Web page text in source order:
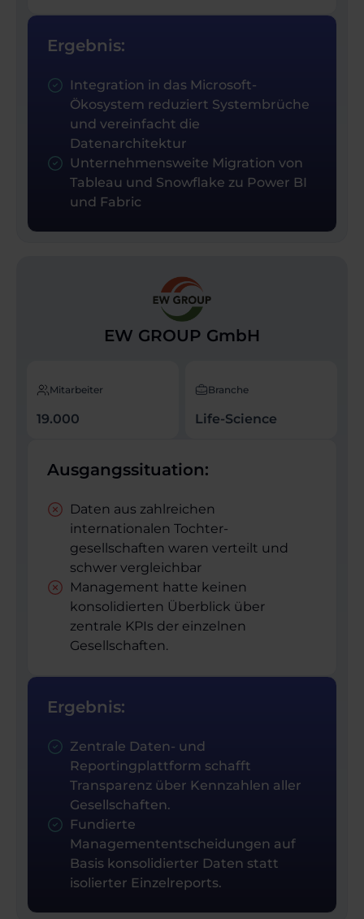
Ergebnis:
Integration in das Microsoft-
Ökosystem reduziert Systembrüche
und vereinfacht die
Datenarchitektur
Unternehmensweite Migration von
Tableau und Snowflake zu Power BI
und Fabric
EW GROUP GmbH
Mitarbeiter
19.000
Branche
Life-Science
Ausgangssituation:
Daten aus zahlreichen
internationalen Tochter­
gesellschaften waren verteilt und
schwer vergleichbar
Management hatte keinen
konsolidierten Überblick über
zentrale KPIs der einzelnen
Gesellschaften.
Ergebnis:
Zentrale Daten- und
Reportingplattform schafft
Transparenz über Kennzahlen aller
Gesellschaften.
Fundierte
Managemententscheidungen auf
Basis konsolidierter Daten statt
isolierter Einzelreports.